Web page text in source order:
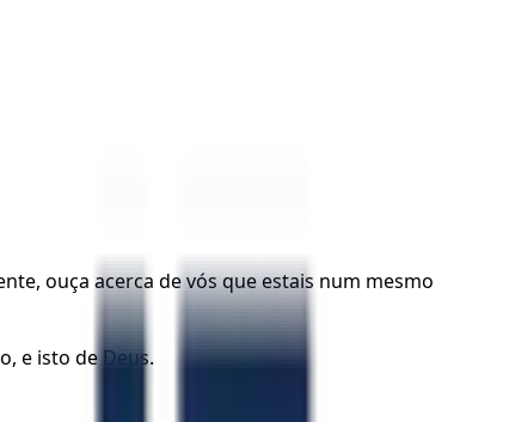
ouça acerca de vós que estais num mesmo
e isto de Deus.